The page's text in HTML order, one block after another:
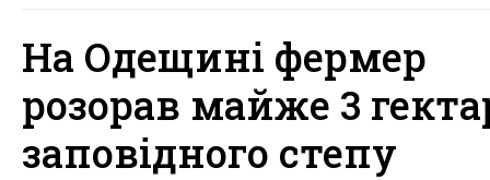
На Одещині фермер
розорав майже 3
заповідного степу